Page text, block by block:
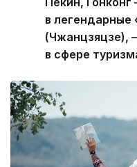
в легендарные
(Чжанцзяцзе),
в сфере